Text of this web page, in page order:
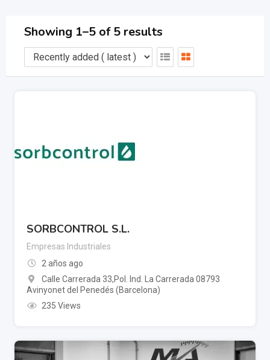
Showing 1–5 of 5 results
SORBCONTROL S.L.
Empresas Industriales
2 años ago
Calle Carrerada 33,Pol. Ind. La Carrerada 08793
Avinyonet del Penedés (Barcelona)
235 Views